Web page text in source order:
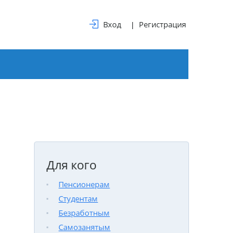
Вход Регистрация
Для кого
Пенсионерам
Студентам
Безработным
Самозанятым